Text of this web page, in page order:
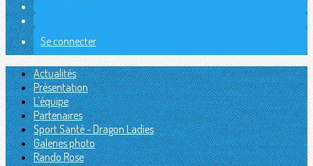
Se connecter
Actualités
Présentation
L'équipe
Partenaires
Sport Santé - Dragon Ladies
Galeries photo
Rando Rose